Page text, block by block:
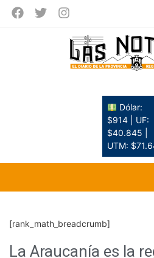
Dólar:
$914 | UF:
$40.845 |
UTM:
[rank_math_breadcrumb]
La Araucanía es la